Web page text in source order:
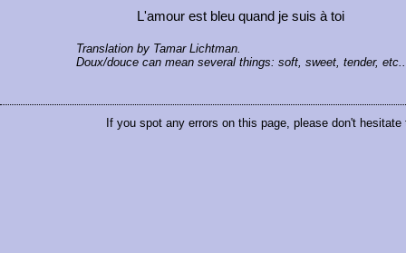
L'amour est bleu quand je suis à toi
Translation by Tamar Lichtman.
Doux/douce can mean several things: soft, sweet, tender,
If you spot any errors on this page, please don't